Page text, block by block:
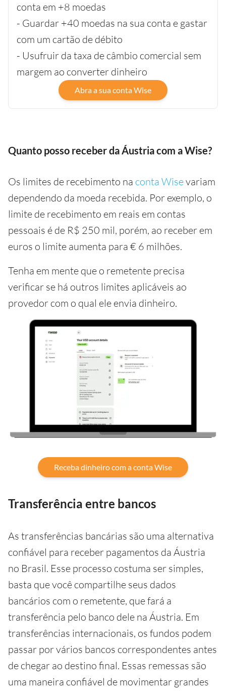
conta em +8 moedas
- Guardar +40 moedas na sua conta e gastar
com um cartão de débito
- Usufruir da taxa de câmbio comercial sem
margem ao converter dinheiro
Abra a sua conta Wise
Quanto posso receber da Áustria com a Wise?
Os limites de recebimento na conta Wisevariam
dependendo da moeda recebida. Por exemplo, o
limite de recebimento em reais em contas
pessoais é de R$ 250 mil, porém, ao receber em
euros o limite aumenta para € 6 milhões.
Tenha em mente que o remetente precisa
verificar se há outros limites aplicáveis ao
provedor com o qual ele envia dinheiro.
Receba dinheiro com a conta Wise
Transferência entre bancos
As transferências bancárias são uma alternativa
confiável para receber pagamentos da Áustria
no Brasil. Esse processo costuma ser simples,
basta que você compartilhe seus dados
bancários com o remetente, que fará a
transferência pelo banco dele na Áustria. Em
transferências internacionais, os fundos podem
passar por vários bancos correspondentes antes
de chegar ao destino final. Essas remessas são
uma maneira confiável de movimentar grandes